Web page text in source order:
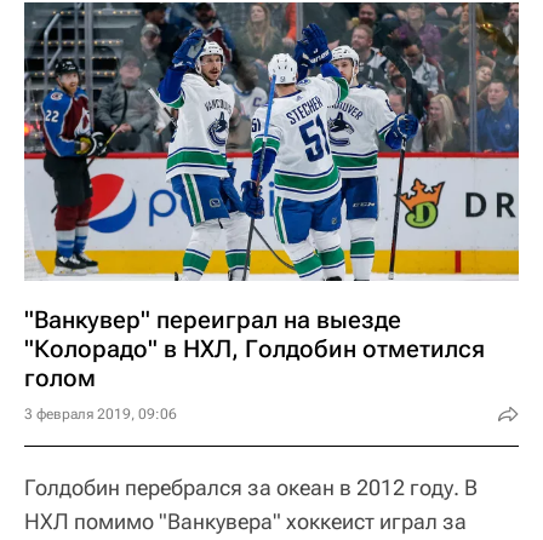
"Ванкувер" переиграл на выезде
"Колорадо" в НХЛ, Голдобин отметился
голом
3 февраля 2019, 09:06
Голдобин перебрался за океан в 2012 году. В
НХЛ помимо "Ванкувера" хоккеист играл за